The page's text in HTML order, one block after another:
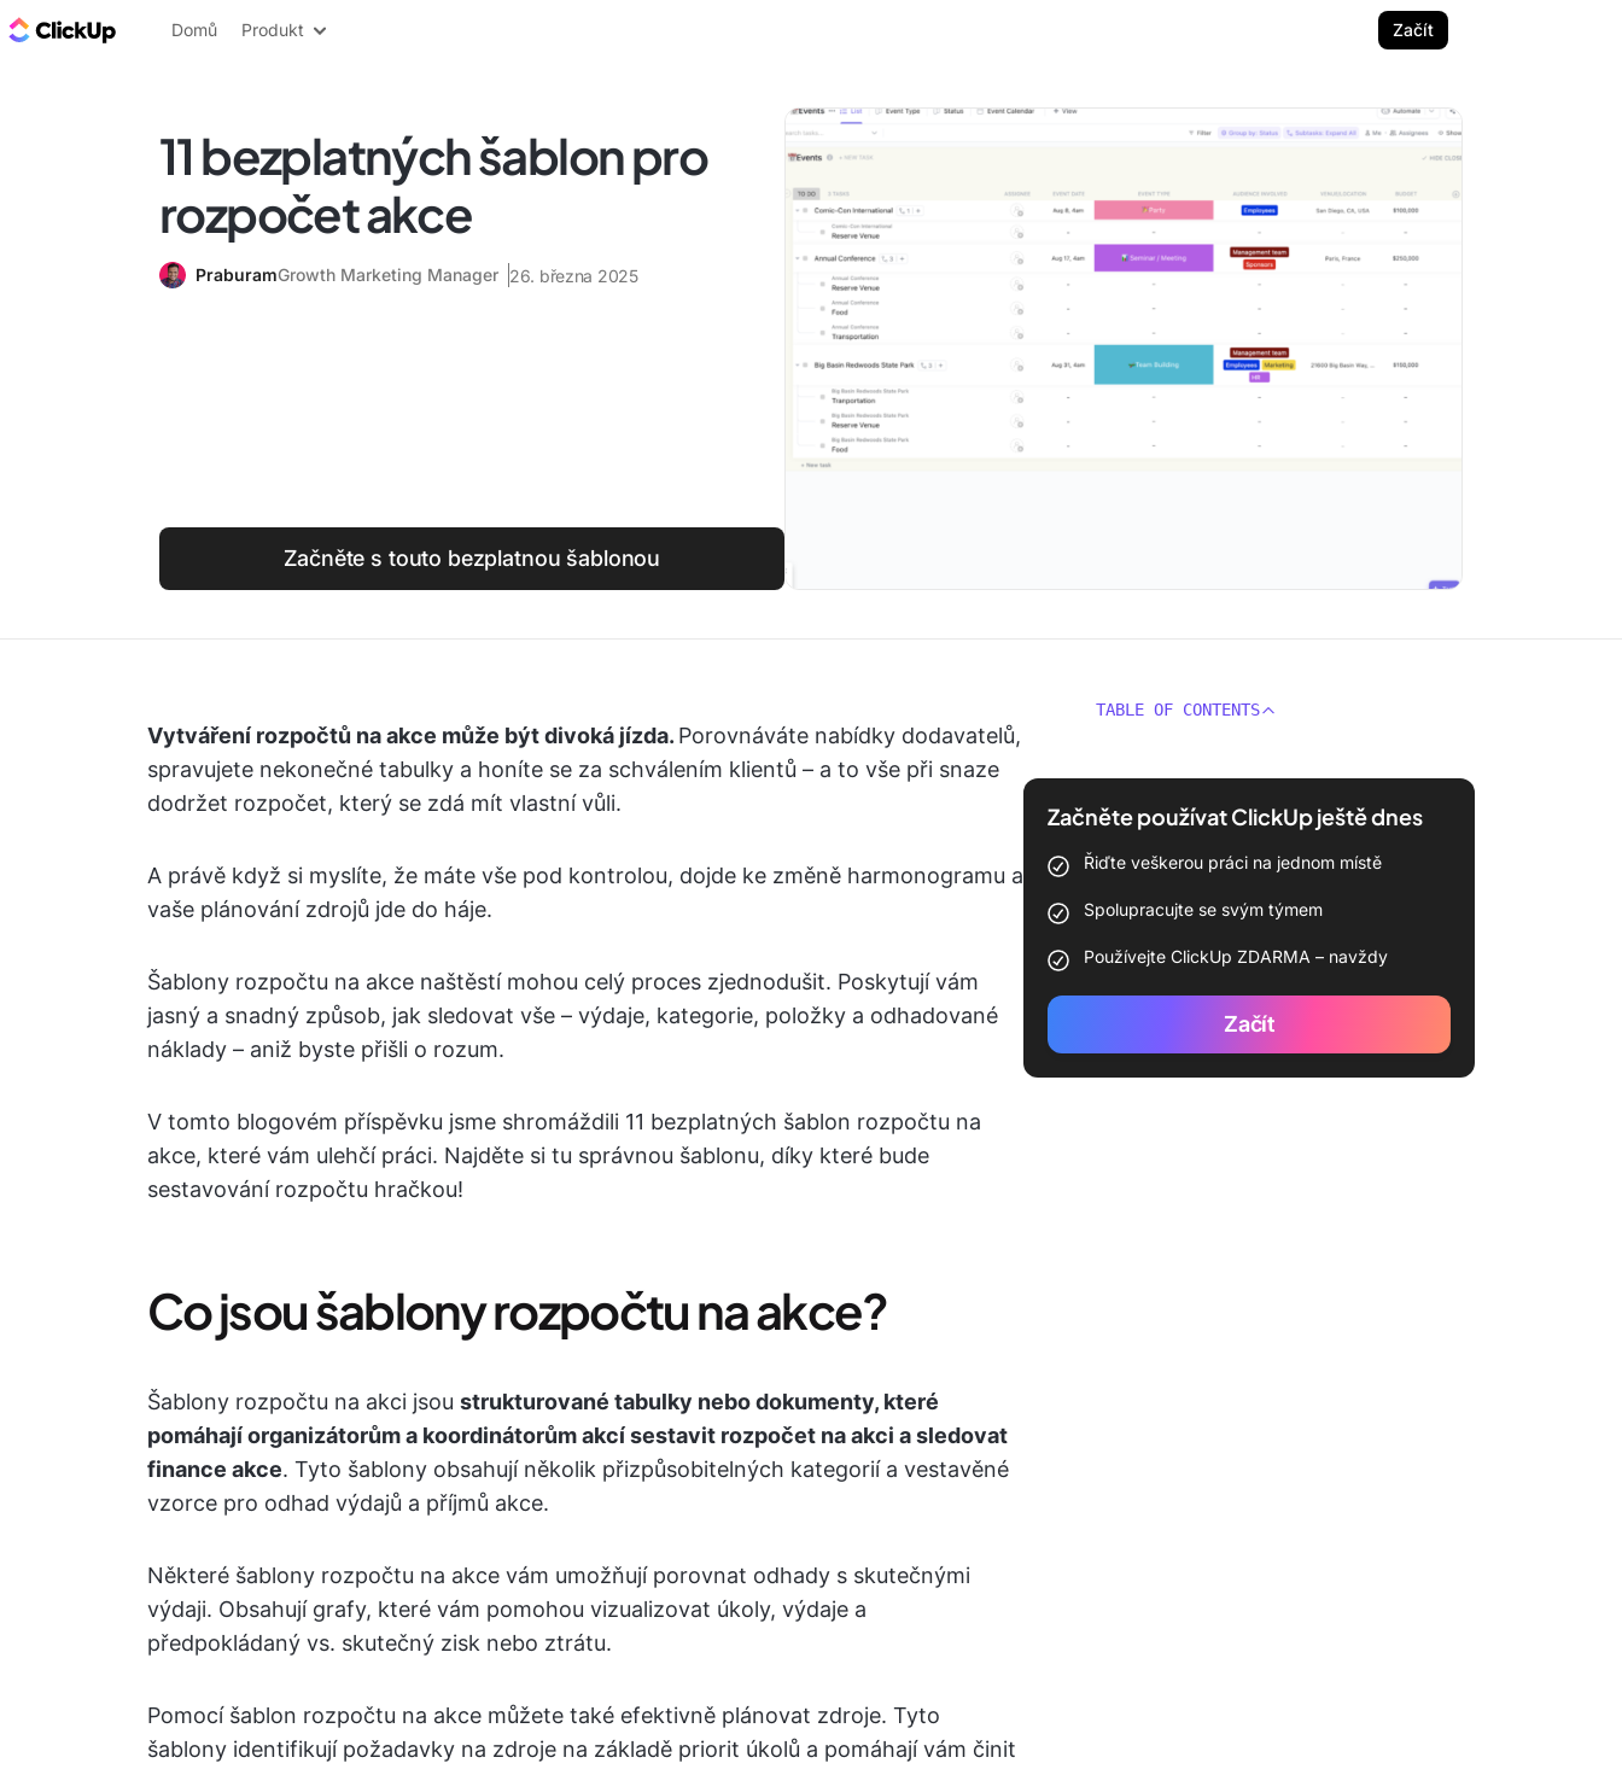
ClickUp blog
Domů Produkt Začít
11 bezplatných šablon pro
rozpočet akce
PraburamGrowth Marketing Manager 26. března 2025
Začněte s touto bezplatnou šablonou
Vytváření rozpočtů na akce může být divoká jízda. Porovnáváte nabídky dodavatelů,
spravujete nekonečné tabulky a honíte se za schválením klientů – a to vše při snaze
dodržet rozpočet, který se zdá mít vlastní vůli.
A právě když si myslíte, že máte vše pod kontrolou, dojde ke změně harmonogramu a
vaše plánování zdrojů jde do háje.
Šablony rozpočtu na akce naštěstí mohou celý proces zjednodušit. Poskytují vám
jasný a snadný způsob, jak sledovat vše – výdaje, kategorie, položky a odhadované
náklady – aniž byste přišli o rozum.
V tomto blogovém příspěvku jsme shromáždili 11 bezplatných šablon rozpočtu na
akce, které vám ulehčí práci. Najděte si tu správnou šablonu, díky které bude
sestavování rozpočtu hračkou!
Co jsou šablony rozpočtu na akce?
Šablony rozpočtu na akci jsou strukturované tabulky nebo dokumenty, které
pomáhají organizátorům a koordinátorům akcí sestavit rozpočet na akci a sledovat
finance akce. Tyto šablony obsahují několik přizpůsobitelných kategorií a vestavěné
vzorce pro odhad výdajů a příjmů akce.
Některé šablony rozpočtu na akce vám umožňují porovnat odhady s skutečnými
výdaji. Obsahují grafy, které vám pomohou vizualizovat úkoly, výdaje a
předpokládaný vs. skutečný zisk nebo ztrátu.
Pomocí šablon rozpočtu na akce můžete také efektivně plánovat zdroje. Tyto
šablony identifikují požadavky na zdroje na základě priorit úkolů a pomáhají vám činit
TABLE OF CONTENTS
Začněte používat ClickUp ještě dnes
Řiďte veškerou práci na jednom místě
Spolupracujte se svým týmem
Používejte ClickUp ZDARMA – navždy
Začít